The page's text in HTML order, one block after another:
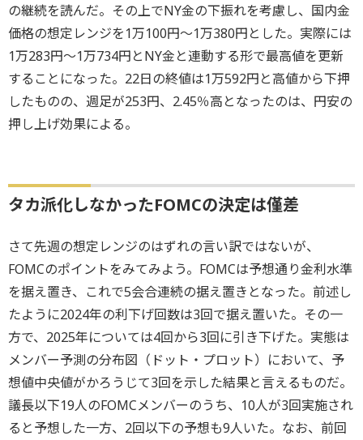
の継続を読んだ。その上でNY金の下振れを考慮し、国内金
価格の想定レンジを1万100円～1万380円とした。実際には
1万283円～1万734円とNY金と連動する形で最高値を更新
することになった。22日の終値は1万592円と高値から下押
したものの、週足が253円、2.45％高となったのは、円安の
押し上げ効果による。
タカ派化しなかったFOMCの決定は僅差
さて先週の想定レンジのはずれの言い訳ではないが、
FOMCのポイントをみてみよう。FOMCは予想通り金利水準
を据え置き、これで5会合連続の据え置きとなった。前述し
たように2024年の利下げ回数は3回で据え置いた。その一
方で、2025年については4回から3回に引き下げた。実態は
メンバー予測の分布図（ドット・プロット）において、予
想値中央値がかろうじて3回を示した結果と言えるものだ。
議長以下19人のFOMCメンバーのうち、10人が3回実施され
ると予想した一方、2回以下の予想も9人いた。なお、前回